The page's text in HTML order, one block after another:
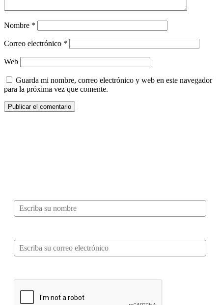
Nombre *
Correo electrónico *
Web
Guarda mi nombre, correo electrónico y web en este navegador
para la próxima vez que comente.